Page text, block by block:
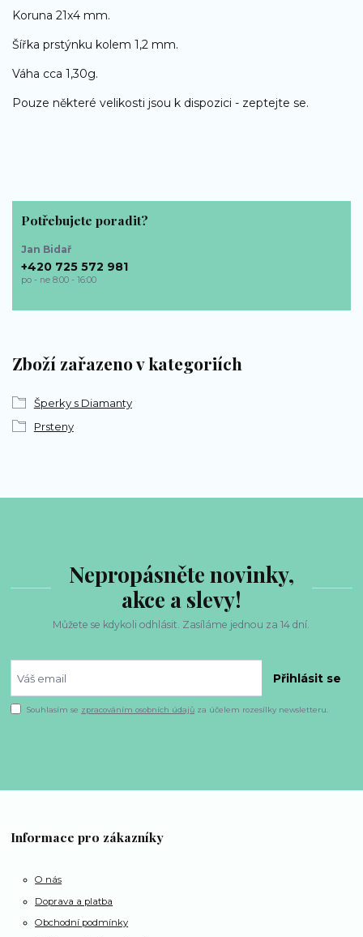
Koruna 21x4 mm.
Šířka prstýnku kolem 1,2 mm.
Váha cca 1,30g.
Pouze některé velikosti jsou k dispozici - zeptejte se.
Zboží zařazeno v kategoriích
Šperky s Diamanty
Prsteny
Potřebujete poradit?
Jan Bidař
+420 725 572 981
po - ne 8:00 - 16:00
Nepropásněte novinky,
akce a slevy!
Můžete se kdykoli odhlásit. Zasíláme jednou za 14 dní.
Přihlásit se
Souhlasím se zpracováním osobních údajů za účelem rozesílky newsletteru.
Informace pro zákazníky
O nás
Doprava a platba
Obchodní podmínky